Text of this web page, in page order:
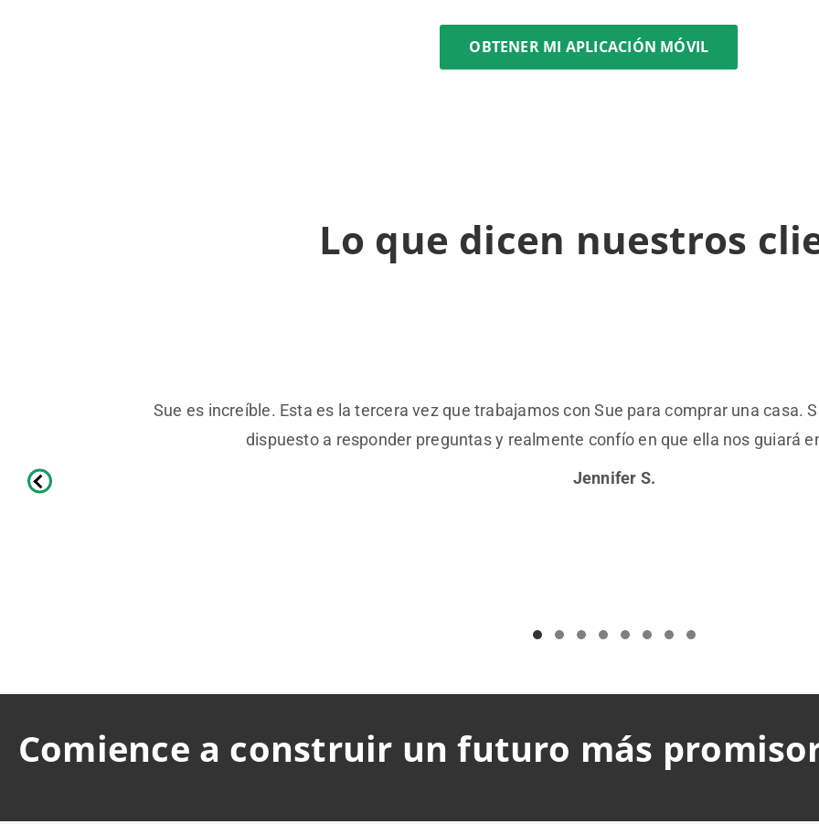
OBTENER MI APLICACIÓN MÓVIL
Lo que dicen nuestros
Sue es increíble. Esta es la tercera vez que trabajamos con Sue para comprar una casa.
dispuesto a responder preguntas y realmente confío en que ella nos guiará
Jennifer S.
Comience a construir un futuro más